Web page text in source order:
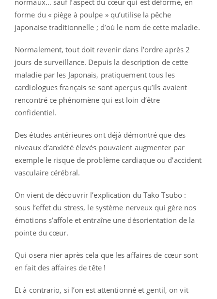
normaux… sauf l’aspect du cœur qui est déformé, en
forme du « piège à poulpe » qu’utilise la pêche
japonaise traditionnelle ; d’où le nom de cette maladie.
Normalement, tout doit revenir dans l’ordre après 2
jours de surveillance. Depuis la description de cette
maladie par les Japonais, pratiquement tous les
cardiologues français se sont aperçus qu’ils avaient
rencontré ce phénomène qui est loin d’être
confidentiel.
Des études antérieures ont déjà démontré que des
niveaux d’anxiété élevés pouvaient augmenter par
exemple le risque de problème cardiaque ou d’accident
vasculaire cérébral.
On vient de découvrir l’explication du Tako Tsubo :
sous l’effet du stress, le système nerveux qui gère nos
émotions s’affole et entraîne une désorientation de la
pointe du cœur.
Qui osera nier après cela que les affaires de cœur sont
en fait des affaires de tête !
Et à contrario, si l’on est attentionné et gentil, on vit